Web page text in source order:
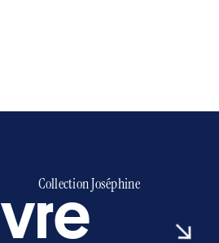
Collection Joséphine
vre